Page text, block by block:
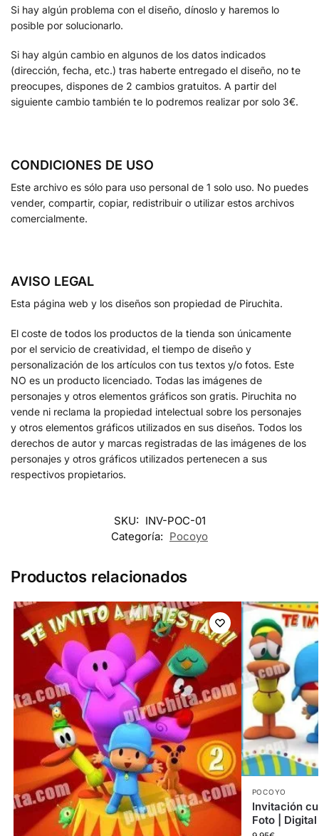
Si hay algún problema con el diseño, dínoslo y haremos lo
posible por solucionarlo.
Si hay algún cambio en algunos de los datos indicados
(dirección, fecha, etc.) tras haberte entregado el diseño, no te
preocupes, dispones de 2 cambios gratuitos. A partir del
siguiente cambio también te lo podremos realizar por solo 3€.
CONDICIONES DE USO
Este archivo es sólo para uso personal de 1 solo uso. No puedes
vender, compartir, copiar, redistribuir o utilizar estos archivos
comercialmente.
AVISO LEGAL
Esta página web y los diseños son propiedad de Piruchita.
El coste de todos los productos de la tienda son únicamente
por el servicio de creatividad, el tiempo de diseño y
personalización de los artículos con tus textos y/o fotos. Este
NO es un producto licenciado. Todas las imágenes de
personajes y otros elementos gráficos son gratis. Piruchita no
vende ni reclama la propiedad intelectual sobre los personajes
y otros elementos gráficos utilizados en sus diseños. Todos los
derechos de autor y marcas registradas de las imágenes de los
personajes y otros gráficos utilizados pertenecen a sus
respectivos propietarios.
SKU: INV-POC-01
Categoría: Pocoyo
Productos relacionados
POCOYO
Invitación
Foto |